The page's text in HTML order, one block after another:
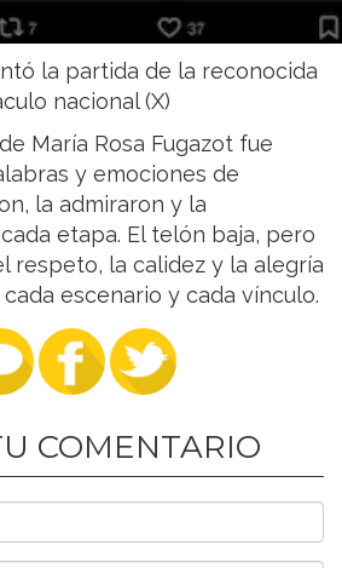
la partida de la reconocida
nacional (X)
María Rosa Fugazot fue
y emociones de
la admiraron y la
etapa. El telón baja, pero
respeto, la calidez y la alegría
escenario y cada vínculo.
COMENTARIO